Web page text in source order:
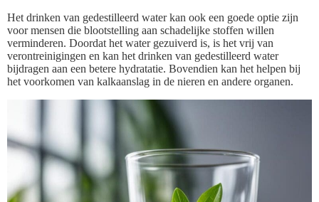
Het drinken van gedestilleerd water kan ook een goede optie zijn
voor mensen die blootstelling aan schadelijke stoffen willen
verminderen. Doordat het water gezuiverd is, is het vrij van
verontreinigingen en kan het drinken van gedestilleerd water
bijdragen aan een betere hydratatie. Bovendien kan het helpen bij
het voorkomen van kalkaanslag in de nieren en andere organen.